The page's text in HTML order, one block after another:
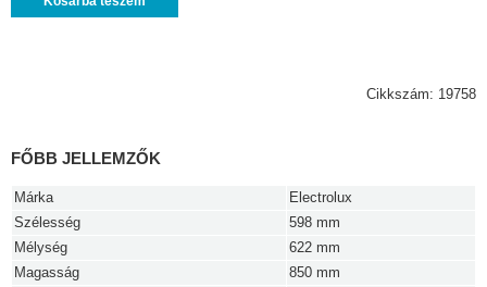
Cikkszám: 19758
FŐBB JELLEMZŐK
Márka
Electrolux
Szélesség
598 mm
Mélység
622 mm
Magasság
850 mm